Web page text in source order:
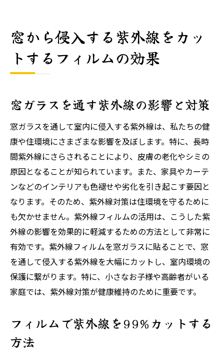
窓から侵入する紫外線をカッ
トするフィルムの効果
窓ガラスを通す紫外線の影響と対策
窓ガラスを通して室内に侵入する紫外線は、私たちの健
康や住環境にさまざまな影響を及ぼします。特に、長時
間紫外線にさらされることにより、皮膚の老化やシミの
原因となることが知られています。また、家具やカーテ
ンなどのインテリアも色褪せや劣化を引き起こす要因と
なります。そのため、紫外線対策は住環境を守るために
も欠かせません。紫外線フィルムの活用は、こうした紫
外線の影響を効果的に軽減するための方法として非常に
有効です。紫外線フィルムを窓ガラスに貼ることで、窓
を通して侵入する紫外線を大幅にカットし、室内環境の
保護に繋がります。特に、小さなお子様や高齢者がいる
家庭では、紫外線対策が健康維持のために重要です。
フィルムで紫外線を99%カットする
方法